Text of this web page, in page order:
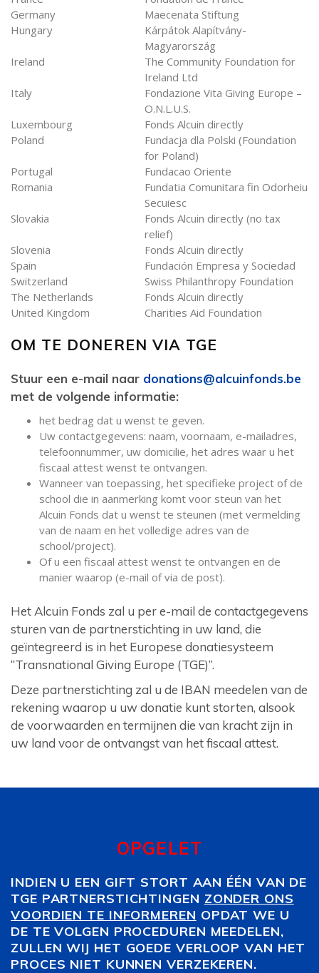
Germany
Maecenata Stiftung
Hungary
Kárpátok Alapítvány-
Magyarország
Ireland
The Community Foundation for
Ireland Ltd
Italy
Fondazione Vita Giving Europe –
O.N.L.U.S.
Luxembourg
Fonds Alcuin directly
Poland
Fundacja dla Polski (Foundation
for Poland)
Portugal
Fundacao Oriente
Romania
Fundatia Comunitara fin Odorheiu
Secuiesc
Slovakia
Fonds Alcuin directly (no tax
relief)
Slovenia
Fonds Alcuin directly
Spain
Fundación Empresa y Sociedad
Switzerland
Swiss Philanthropy Foundation
The Netherlands
Fonds Alcuin directly
United Kingdom
Charities Aid Foundation
OM TE DONEREN VIA TGE
Stuur een e-mail naar donations@alcuinfonds.be
met de volgende informatie:
het bedrag dat u wenst te geven.
Uw contactgegevens: naam, voornaam, e-mailadres,
telefoonnummer, uw domicilie, het adres waar u het
fiscaal attest wenst te ontvangen.
Wanneer van toepassing, het specifieke project of de
school die in aanmerking komt voor steun van het
Alcuin Fonds dat u wenst te steunen (met vermelding
van de naam en het volledige adres van de
school/project).
Of u een fiscaal attest wenst te ontvangen en de
manier waarop (e-mail of via de post).
Het Alcuin Fonds zal u per e-mail de contactgegevens
sturen van de partnerstichting in uw land, die
geïntegreerd is in het Europese donatiesysteem
“Transnational Giving Europe (TGE)”.
Deze partnerstichting zal u de IBAN meedelen van de
rekening waarop u uw donatie kunt storten, alsook
de voorwaarden en termijnen die van kracht zijn in
uw land voor de ontvangst van het fiscaal attest.
OPGELET
INDIEN U EEN GIFT STORT AAN ÉÉN VAN DE
TGE PARTNERSTICHTINGEN ZONDER ONS
VOORDIEN TE INFORMEREN OPDAT WE U
DE TE VOLGEN PROCEDUREN MEEDELEN,
ZULLEN WIJ HET GOEDE VERLOOP VAN HET
PROCES NIET KUNNEN VERZEKEREN.